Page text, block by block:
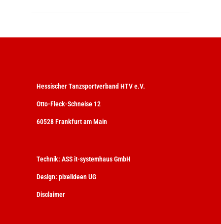
Hessischer Tanzsportverband HTV e.V.
Otto-Fleck-Schneise 12
60528 Frankfurt am Main
Technik: ASS it-systemhaus GmbH
Design: pixelideen UG
Disclaimer